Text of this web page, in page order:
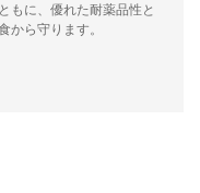
もに、優れた耐薬品性と
から守ります。